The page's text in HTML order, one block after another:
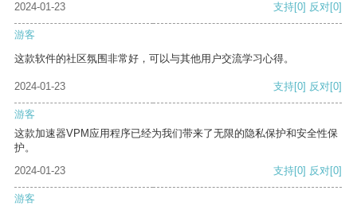
2024-01-23
支持[0] 反对[0]
游客
这款软件的社区氛围非常好，可以与其他用户交流学习心得。
2024-01-23 支持[0] 反对[0]
游客
这款加速器VPM应用程序已经为我们带来了无限的隐私保护和安全性保
护。
2024-01-23
支持[0] 反对[0]
游客